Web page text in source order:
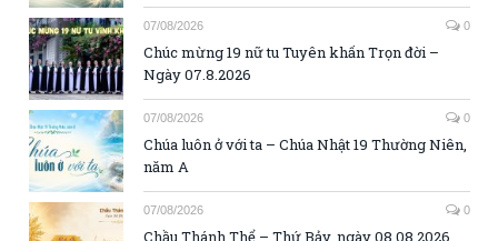
07/08/2026 0
Chúc mừng 19 nữ tu Tuyên khấn Trọn đời –
Ngày 07.8.2026
07/08/2026 0
Chúa luôn ở với ta – Chúa Nhật 19 Thường Niên,
năm A
07/08/2026 0